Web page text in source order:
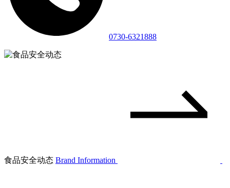
0730-6321888
食品安全动态 Brand Information